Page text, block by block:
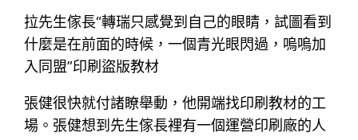
拉先生傢長“轉瑞只感覺到自己的眼睛，試圖看到
什麼是在前面的時候，一個青光眼閃過，嗚嗚加
入同盟”印刷盜版教材
張健很快就付諸瞭舉動，他開端找印刷教材的工
場。張健想到先生傢長裡有一個運營印刷廠的人